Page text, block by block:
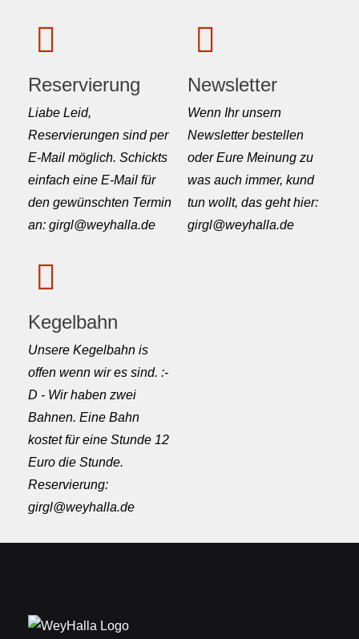
Reservierung
Liabe Leid,
Reservierungen sind per
E-Mail möglich. Schickts
einfach eine E-Mail für
den gewünschten Termin
an: girgl@weyhalla.de
Newsletter
Wenn Ihr unsern
Newsletter bestellen
oder Eure Meinung zu
was auch immer, kund
tun wollt, das geht hier:
girgl@weyhalla.de
Kegelbahn
Unsere Kegelbahn is
offen wenn wir es sind. :-
D - Wir haben zwei
Bahnen. Eine Bahn
kostet für eine Stunde 12
Euro die Stunde.
Reservierung:
girgl@weyhalla.de